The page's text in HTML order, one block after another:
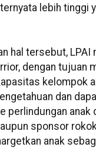
lebih tinggi
hal tersebut, LPAI
dengan tujuan
kelompok
dan
perlindungan anak
sponsor
anak